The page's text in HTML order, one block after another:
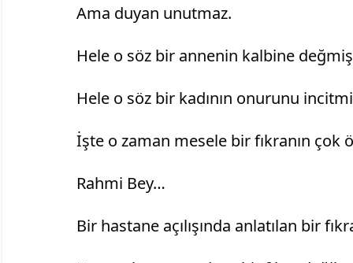
		Ama duyan unutmaz.
Hele o söz bir annenin kalbine
Hele o söz bir kadının onurunu
İşte o zaman mesele bir fıkranın çok
		Rahmi Bey…
Bir hastane açılışında anlatılan bir